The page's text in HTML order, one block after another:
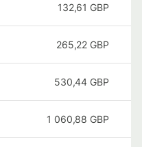
132,61 GBP
265,22 GBP
530,44 GBP
1 060,88 GBP